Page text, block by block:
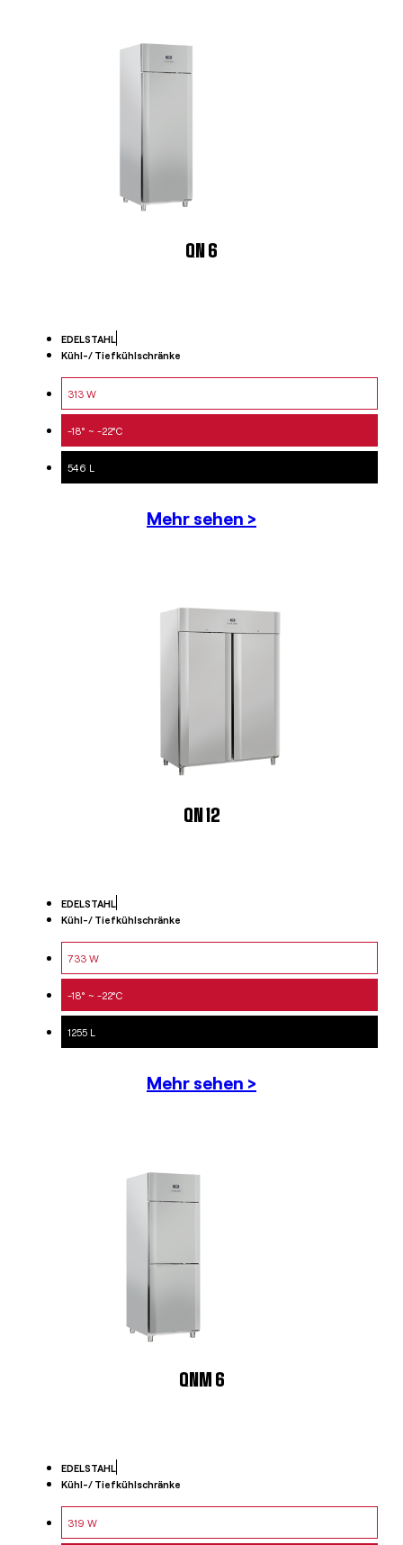
QN 6
EDELSTAHL
Kühl-/ Tiefkühlschränke
313 W
-18° ~ -22°C
546 L
Mehr sehen >
QN 12
EDELSTAHL
Kühl-/ Tiefkühlschränke
733 W
-18° ~ -22°C
1255 L
Mehr sehen >
QNM 6
EDELSTAHL
Kühl-/ Tiefkühlschränke
319 W